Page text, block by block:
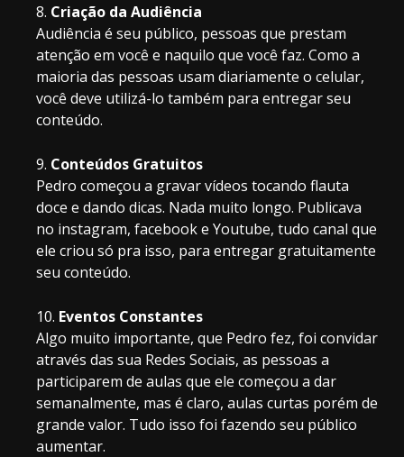
Criação da Audiência
Audiência é seu público, pessoas que prestam
atenção em você e naquilo que você faz. Como a
maioria das pessoas usam diariamente o celular,
você deve utilizá-lo também para entregar seu
conteúdo.
Conteúdos Gratuitos
Pedro começou a gravar vídeos tocando flauta
doce e dando dicas. Nada muito longo. Publicava
no instagram, facebook e Youtube, tudo canal que
ele criou só pra isso, para entregar gratuitamente
seu conteúdo.
Eventos Constantes
Algo muito importante, que Pedro fez, foi convidar
através das sua Redes Sociais, as pessoas a
participarem de aulas que ele começou a dar
semanalmente, mas é claro, aulas curtas porém de
grande valor. Tudo isso foi fazendo seu público
aumentar.